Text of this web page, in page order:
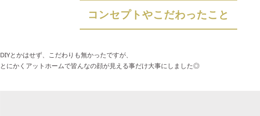
コンセプトやこだわったこと
DIYとかはせず、こだわりも無かったですが、
とにかくアットホームで皆んなの顔が見える事だけ大事にしました◎